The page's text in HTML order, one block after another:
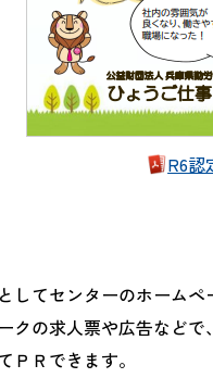
R6認
てセンターのホームペ
の求人票や広告などで
ＰＲできます。